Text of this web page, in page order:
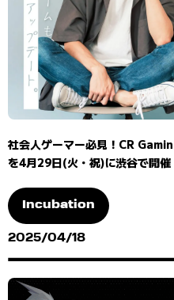
社会人ゲーマー必見！CR
を4月29日(火・祝)に渋谷で開催
Incubation
2025/04/18